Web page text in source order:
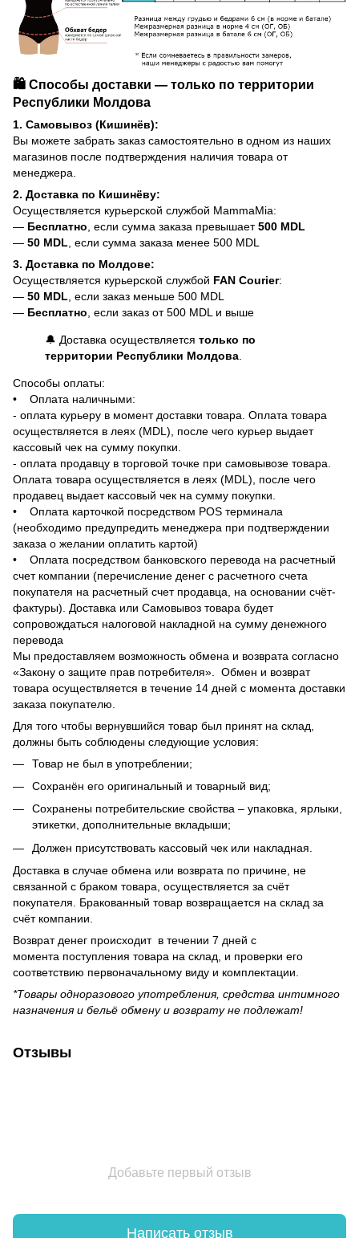
🛍️ Способы доставки — только по территории
Республики Молдова
1. Самовывоз (Кишинёв):
Вы можете забрать заказ самостоятельно в одном из наших
магазинов после подтверждения наличия товара от
менеджера.
2. Доставка по Кишинёву:
Осуществляется курьерской службой MammaMia:
— Бесплатно , если сумма заказа превышает500 MDL
— 50 MDL , если сумма заказа менее 500 MDL
3. Доставка по Молдове:
Осуществляется курьерской службой FAN Courier:
— 50 MDL , если заказ меньше 500 MDL
— Бесплатно , если заказ от 500 MDL и выше
🔔 Доставка осуществляется только по
территории Республики Молдова
Способы оплаты:
• Оплата наличными:
- оплата курьеру в момент доставки товара. Оплата товара
осуществляется в леях (MDL), после чего курьер выдает
кассовый чек на сумму покупки.
- оплата продавцу в торговой точке при самовывозе товара.
Оплата товара осуществляется в леях (MDL), после чего
продавец выдает кассовый чек на сумму покупки.
• Оплата карточкой посредством POS терминала
(необходимо предупредить менеджера при подтверждении
заказа о желании оплатить картой)
• Оплата посредством банковского перевода на расчетный
счет компании (перечисление денег с расчетного счета
покупателя на расчетный счет продавца, на основании счёт-
фактуры). Доставка или Самовывоз товара будет
сопровождаться налоговой накладной на сумму денежного
перевода
Мы предоставляем возможность обмена и возврата согласно
«Закону о защите прав потребителя». Обмен и возврат
товара осуществляется в течение 14 дней с момента доставки
заказа покупателю.
Для того чтобы вернувшийся товар был принят на склад,
должны быть соблюдены следующие условия:
Товар не был в употреблении;
Сохранён его оригинальный и товарный вид;
Сохранены потребительские свойства – упаковка, ярлыки,
этикетки, дополнительные вкладыши;
Должен присутствовать кассовый чек или накладная.
Доставка в случае обмена или возврата по причине, не
связанной с браком товара, осуществляется за счёт
покупателя. Бракованный товар возвращается на склад за
счёт компании.
Возврат денег происходит в течении 7 дней с
момента поступления товара на склад, и проверки его
соответствию первоначальному виду и комплектации.
*Товары одноразового употребления, средства интимного
назначения и бельё обмену и возврату не подлежат!
Отзывы
Добавьте первый отзыв
Написать отзыв